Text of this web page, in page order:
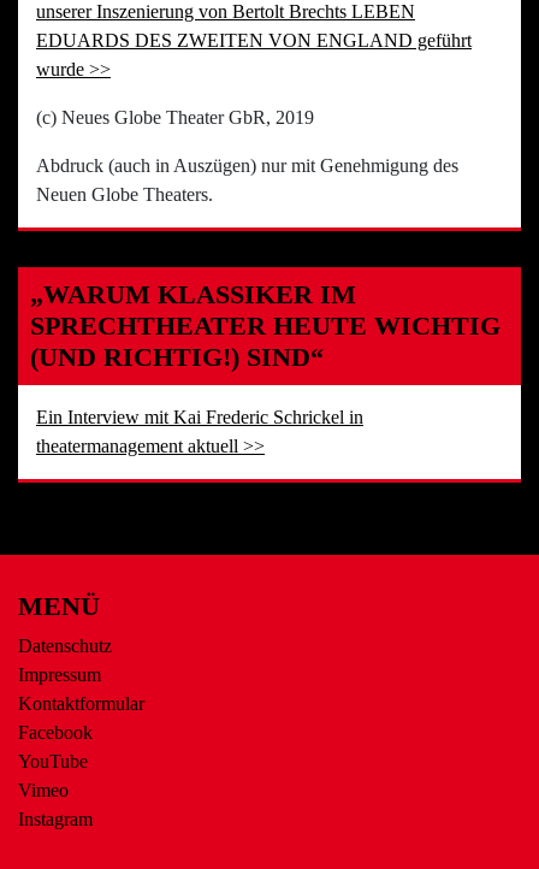
unserer Inszenierung von Bertolt Brechts LEBEN
EDUARDS DES ZWEITEN VON ENGLAND geführt
wurde >>
(c) Neues Globe Theater GbR, 2019
Abdruck (auch in Auszügen) nur mit Genehmigung des
Neuen Globe Theaters.
„WARUM KLASSIKER IM
SPRECHTHEATER HEUTE WICHTIG
(UND RICHTIG!) SIND“
Ein Interview mit Kai Frederic Schrickel in
theatermanagement aktuell >>
MENÜ
Datenschutz
Impressum
Kontaktformular
Facebook
YouTube
Vimeo
Instagram